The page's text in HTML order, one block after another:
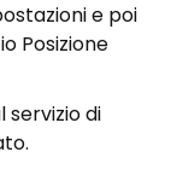
e poi
Posizione
servizio di